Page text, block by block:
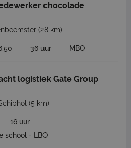
chocolade
(28 km)
36 uur MBO
logistiek Gate Group
(5 km)
16 uur
school - LBO